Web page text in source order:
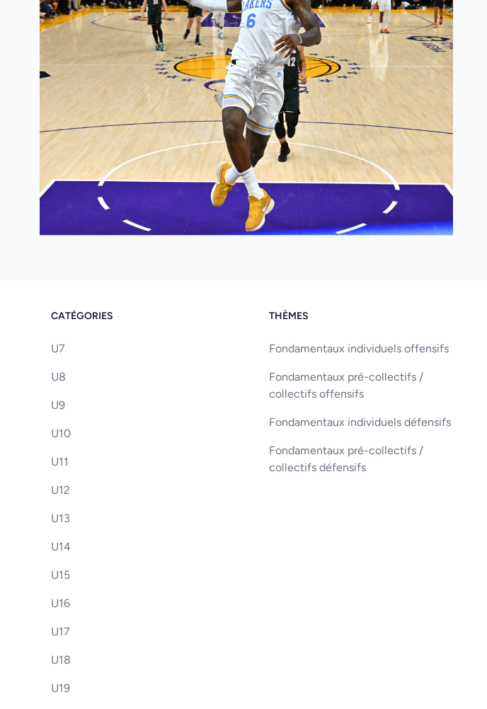
CATÉGORIES
U7
U8
U9
U10
U11
U12
U13
U14
U15
U16
U17
U18
U19
THÈMES
Fondamentaux individuels offensifs
Fondamentaux pré-collectifs /
collectifs offensifs
Fondamentaux individuels défensifs
Fondamentaux pré-collectifs /
collectifs défensifs